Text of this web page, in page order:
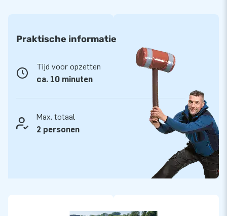
Praktische informatie
Tijd voor opzetten
ca. 10 minuten
Max. totaal
2 personen